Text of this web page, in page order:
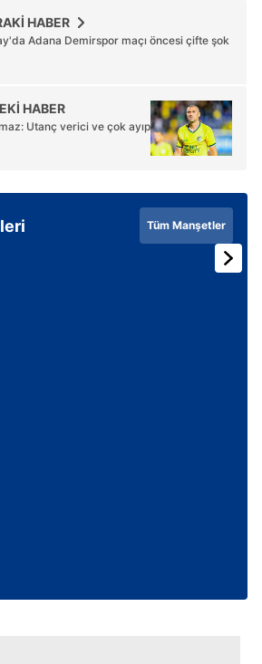
HABER
Adana Demirspor maçı öncesi çifte şok
HABER
Utanç verici ve çok ayıp
Tüm Manşetler